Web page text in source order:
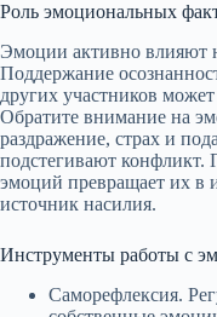
Роль эмоциональных
Эмоции активно влияют
Поддержание
других участников
Обратите внимание на
раздражение, страх и
подстегивают конфликт.
эмоций превращает их в
источник насилия.
Инструменты работы с
Саморефлексия.